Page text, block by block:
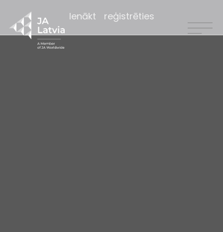
Ienākt reģistrēties